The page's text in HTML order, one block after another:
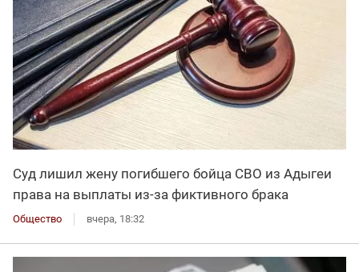
Суд лишил жену погибшего бойца СВО из Адыгеи
права на выплаты из-за фиктивного брака
Общество вчера, 18:32